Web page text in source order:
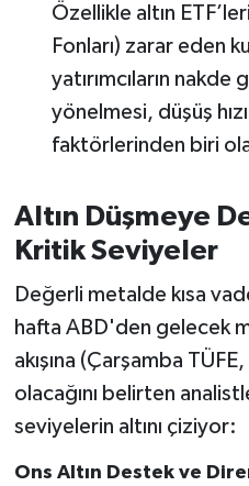
Özellikle altın
Fonları) zarar eden
yatırımcıların nakde
yönelmesi, düşüş
faktörlerinden biri
Altın Düşmeye
Kritik Seviyeler
Değerli metalde kısa
hafta ABD'den gelecek
akışına (Çarşamba
olacağını belirten
seviyelerin altını çiziyor:
Ons Altın Destek ve